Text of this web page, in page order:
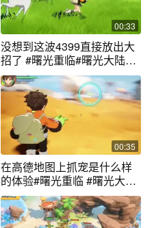
00:33
没想到这波4399直接放出大
招了 #曙光重临#曙光大陆抓
库比
00:35
在高德地图上抓宠是什么样
的体验#曙光重临 #曙光大陆
抓库比